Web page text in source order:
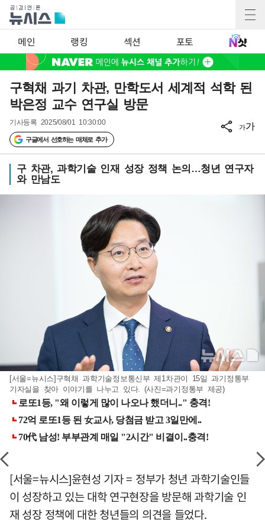
메인 랭킹 섹션 포토
구혁채 과기 차관, 만학도서 세계적 석학 된
박은정 교수 연구실 방문
기사등록 2025/08/01 10:30:00
구글에서 선호하는 매체로 추가
가가
구 차관, 과학기술 인재 성장 정책 논의…청년 연구자
와 만남도
[서울=뉴시스]구혁채 과학기술정보통신부 제1차관이 15일 과기정통부
기자실을 찾아 이야기를 나누고 있다. (사진=과기정통부 제공)
[서울=뉴시스]윤현성 기자 = 정부가 청년 과학기술인들
이 성장하고 있는 대학 연구현장을 방문해 과학기술 인
재 성장 정책에 대한 청년들의 의견을 들었다.